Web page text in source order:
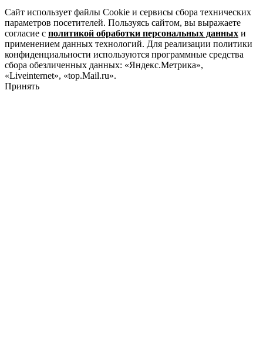
Сайт использует файлы Cookie и сервисы сбора технических
параметров посетителей. Пользуясь сайтом, вы выражаете
согласие с политикой обработки персональных данных и
применением данных технологий. Для реализации политики
конфиденциальности используются программные средства
сбора обезличенных данных: «Яндекс.Метрика»,
«Liveinternet», «top.Mail.ru».
Принять